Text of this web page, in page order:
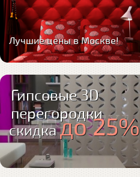
Лучшие цены в Москве!
Гипсовые 3D
перегородки
скидкадо 25%